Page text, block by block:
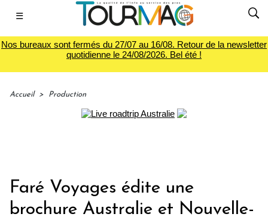
☰
Nos bureaux sont fermés du 27/07 au 16/08. Retour de la newsletter
quotidienne le 24/08/2026. Bel été !
Accueil > Production
Faré Voyages édite une
brochure Australie et Nouvelle-